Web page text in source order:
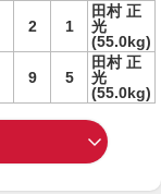
2 1
田村 正
光
(55.0kg)
9 5
田村 正
光
(55.0kg)